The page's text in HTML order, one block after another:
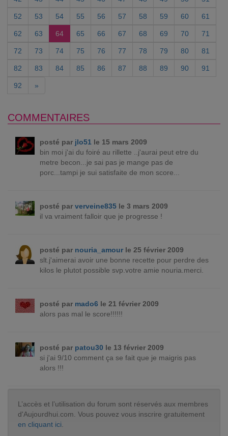
52 53 54 55 56 57 58 59 60 61
62 63 64 65 66 67 68 69 70 71
72 73 74 75 76 77 78 79 80 81
82 83 84 85 86 87 88 89 90 91
92 »
COMMENTAIRES
posté par jlo51 le 15 mars 2009
bin moi j'ai du foiré au rillette ..j'aurai peut etre du
metre becon...je sai pas je mange pas de
porc...tampi je sui satisfaite de mon score...
posté par verveine835le 3 mars 2009
il va vraiment falloir que je progresse !
posté par nouria_amourle 25 février 2009
slt.j'aimerai avoir une bonne recette pour perdre des
kilos le plutot possible svp.votre amie nouria.merci.
posté par mado6 le 21 février 2009
alors pas mal le score!!!!!!
posté par patou30 le 13 février 2009
si j'ai 9/10 comment ça se fait que je maigris pas
alors !!!
L’accès et l’utilisation du forum sont réservés aux membres
d'Aujourdhui.com. Vous pouvez vous inscrire gratuitement
en cliquant ici